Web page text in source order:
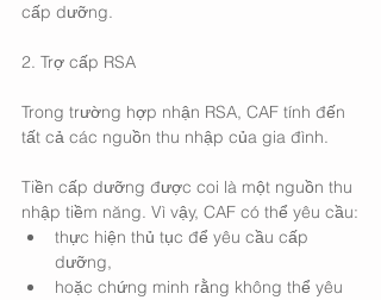
cấp dưỡng.
2. Trợ cấp RSA
Trong trường hợp nhận RSA, CAF tính đến
tất cả các nguồn thu nhập của gia đình.
Tiền cấp dưỡng được coi là một nguồn thu
nhập tiềm năng. Vì vậy, CAF có thể yêu cầu:
thực hiện thủ tục để yêu cầu cấp
dưỡng,
hoặc chứng minh rằng không thể yêu